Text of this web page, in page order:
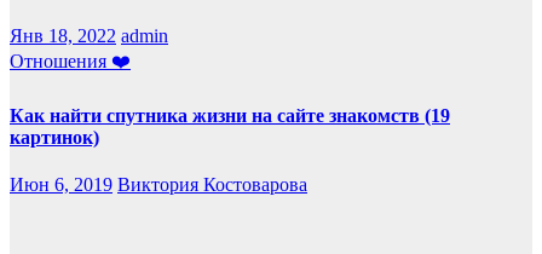
Янв 18, 2022 admin
Отношения ❤️
Как найти спутника жизни на сайте знакомств (19
картинок)
Июн 6, 2019 Виктория Костоварова